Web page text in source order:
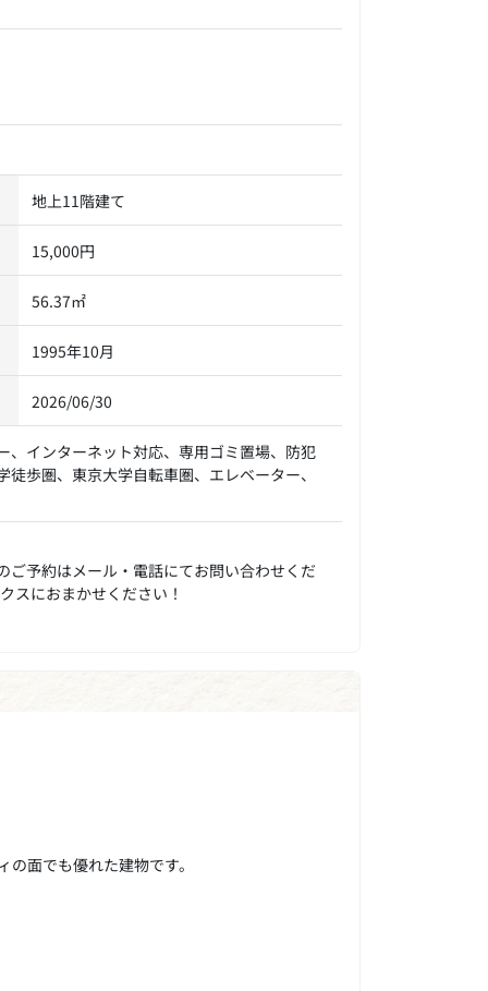
地上11階建て
15,000円
56.37㎡
1995年10月
2026/06/30
、インターネット対応、専用ゴミ置場、防犯
歩圏、東京大学自転車圏、エレベーター、
予約はメール・電話にてお問い合わせくだ
スにおまかせください！
面でも優れた建物です。